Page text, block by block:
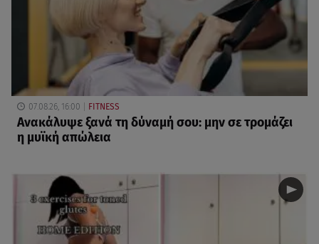
07.08.26, 16:00 FITNESS
Ανακάλυψε ξανά τη δύναμή σου: μην σε τρομάζει
η μυϊκή απώλεια